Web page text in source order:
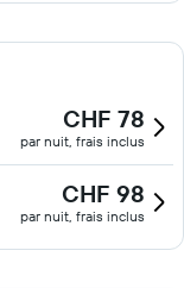
CHF 78
par nuit, frais inclus
CHF 98
par nuit, frais inclus